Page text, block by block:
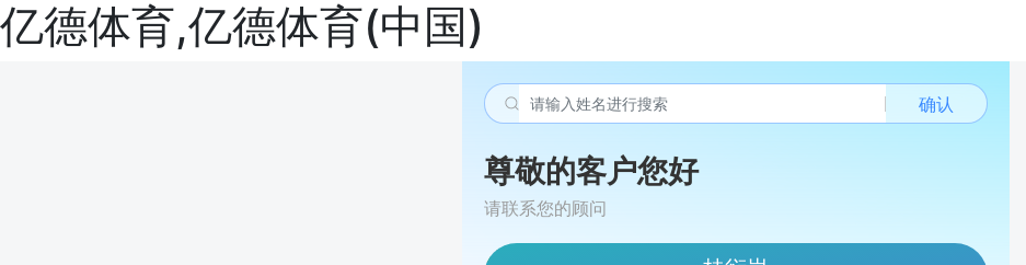
亿德体育,亿德体育(中国)
确认
尊敬的客户您好
请联系您的顾问